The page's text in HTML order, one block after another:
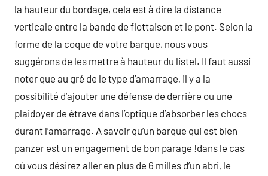
la hauteur du bordage, cela est à dire la distance
verticale entre la bande de flottaison et le pont. Selon la
forme de la coque de votre barque, nous vous
suggérons de les mettre à hauteur du listel. Il faut aussi
noter que au gré de le type d’amarrage, il y a la
possibilité d’ajouter une défense de derrière ou une
plaidoyer de étrave dans l’optique d’absorber les chocs
durant l’amarrage. A savoir qu’un barque qui est bien
panzer est un engagement de bon parage !dans le cas
où vous désirez aller en plus de 6 milles d’un abri, le